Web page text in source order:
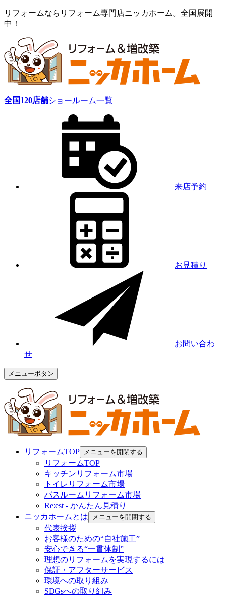
リフォームならリフォーム専門店ニッカホーム。全国展開
中！
全国120店舗ショールーム一覧
来店予約
お見積り
お問い合わ
せ
メニューボタン
リフォームTOP メニューを開閉する
リフォームTOP
キッチンリフォーム市場
トイレリフォーム市場
バスルームリフォーム市場
Re:est - かんたん見積り
ニッカホームとは
メニューを開閉する
代表挨拶
お客様のための“自社施工”
安心できる“一貫体制”
理想のリフォームを実現するには
保証・アフターサービス
環境への取り組み
SDGsへの取り組み